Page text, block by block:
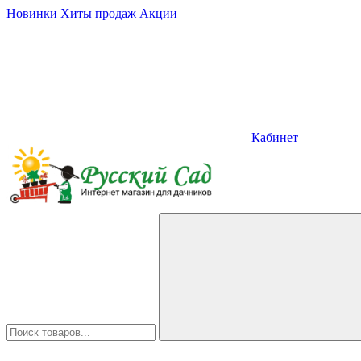
Новинки Хиты продаж Акции
Кабинет